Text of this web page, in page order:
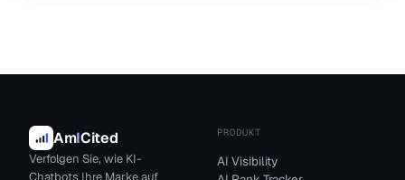
AmICited
Verfolgen Sie, wie KI-
Chatbots Ihre Marke auf
PRODUKT
AI Visibility